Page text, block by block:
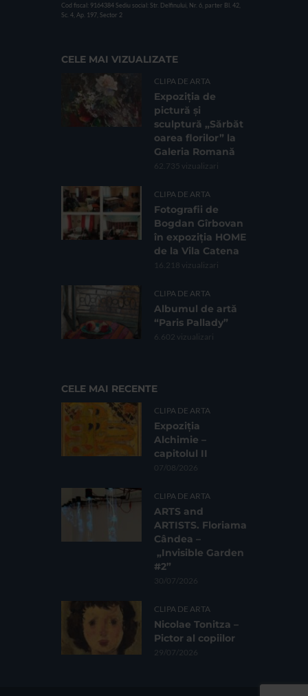
Cod fiscal: 9164384 Sediu social: Str. Delfinului, Nr. 6, parter Bl. 42,
Sc. 4, Ap. 197, Sector 2
CELE MAI VIZUALIZATE
CLIPA DE ARTA
Expoziția de
pictură și
sculptură „Sărbăt
oarea florilor” la
Galeria Romană
62.735 vizualizari
CLIPA DE ARTA
Fotografii de
Bogdan Gîrbovan
în expoziția HOME
de la Vila Catena
16.218 vizualizari
CLIPA DE ARTA
Albumul de artă
“Paris Pallady”
6.602 vizualizari
CELE MAI RECENTE
CLIPA DE ARTA
Expoziția
Alchimie –
capitolul II
07/08/2026
CLIPA DE ARTA
ARTS and
ARTISTS. Floriama
Cândea –
„Invisible Garden
#2”
30/07/2026
CLIPA DE ARTA
Nicolae Tonitza –
Pictor al copiilor
29/07/2026